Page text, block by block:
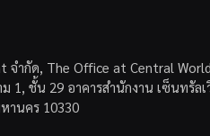
จำกัด, The Office at Central World
1, ชั้น 29 อาคารสำนักงาน เซ็นทรัลเ
านคร 10330